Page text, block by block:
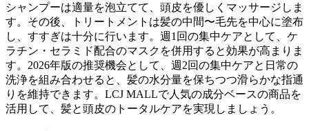
シャンプーは適量を泡立てて、頭皮を優しくマッサージしま
す。その後、トリートメントは髪の中間〜毛先を中心に塗布
し、すすぎは十分に行います。週1回の集中ケアとして、ケ
ラチン・セラミド配合のマスクを併用すると効果が高まりま
す。2026年版の推奨機会として、週2回の集中ケアと日常の
洗浄を組み合わせると、髪の水分量を保ちつつ滑らかな指通
りを維持できます。LCJ MALLで人気の成分ベースの商品を
活用して、髪と頭皮のトータルケアを実現しましょう。